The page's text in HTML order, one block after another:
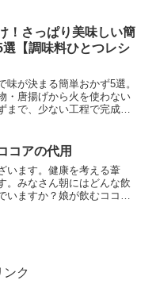
りなさい」という本を参考
水島さんのレ...
！さっぱり美味しい簡
【調味料ひとつレシ
味が決まる簡単おかず5選。
・唐揚げから火を使わない
まで、少ない工程で完成。
したい日、疲れた日、思考
うぞ。
コアの代用
います。健康を考える葦
。みなさん朝にはどんな飲
いますか？娘が飲むココア
ンク